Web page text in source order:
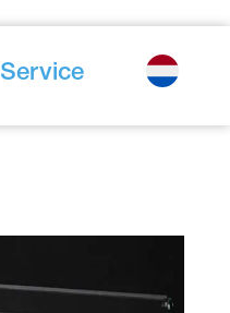
Service